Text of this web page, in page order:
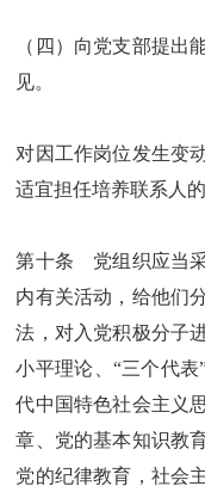
（四）向党支部提出
见。
对因工作岗位发生变
适宜担任培养联系人
第十条 党组织应当
内有关活动，给他们
法，对入党积极分子
小平理论、“三个代
代中国特色社会主义
章、党的基本知识教
党的纪律教育，社会